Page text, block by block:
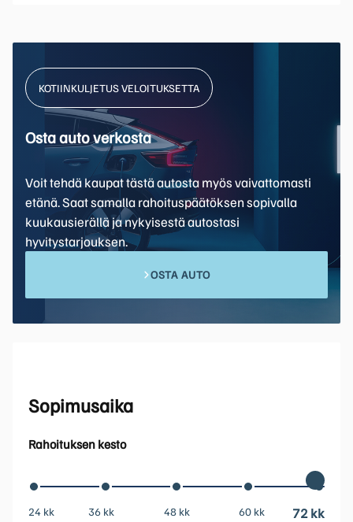
Sopimusaika
Rahoituksen kesto
24 kk 36 kk 48 kk 60 kk 72 kk
KOTIINKULJETUS VELOITUKSETTA
Osta auto verkosta
Voit tehdä kaupat tästä autosta myös vaivattomasti
etänä. Saat samalla rahoituspäätöksen sopivalla
kuukausierällä ja nykyisestä autostasi
hyvitystarjouksen.
OSTA AUTO